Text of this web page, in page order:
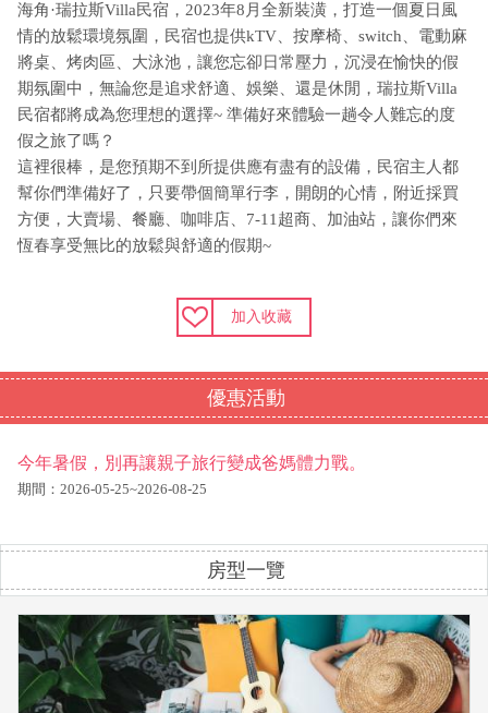
海角·瑞拉斯Villa民宿，2023年8月全新裝潢，打造一個夏日風
情的放鬆環境氛圍，民宿也提供kTV、按摩椅、switch、電動麻
將桌、烤肉區、大泳池，讓您忘卻日常壓力，沉浸在愉快的假
期氛圍中，無論您是追求舒適、娛樂、還是休閒，瑞拉斯Villa
民宿都將成為您理想的選擇~ 準備好來體驗一趟令人難忘的度
假之旅了嗎？
這裡很棒，是您預期不到所提供應有盡有的設備，民宿主人都
幫你們準備好了，只要帶個簡單行李，開朗的心情，附近採買
方便，大賣場、餐廳、咖啡店、7-11超商、加油站，讓你們來
恆春享受無比的放鬆與舒適的假期~
加入收藏
優惠活動
今年暑假，別再讓親子旅行變成爸媽體力戰。
期間：2026-05-25~2026-08-25
房型一覽